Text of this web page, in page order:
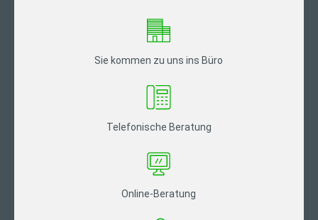
Sie kommen zu uns ins Büro
Telefonische Beratung
Online-Beratung